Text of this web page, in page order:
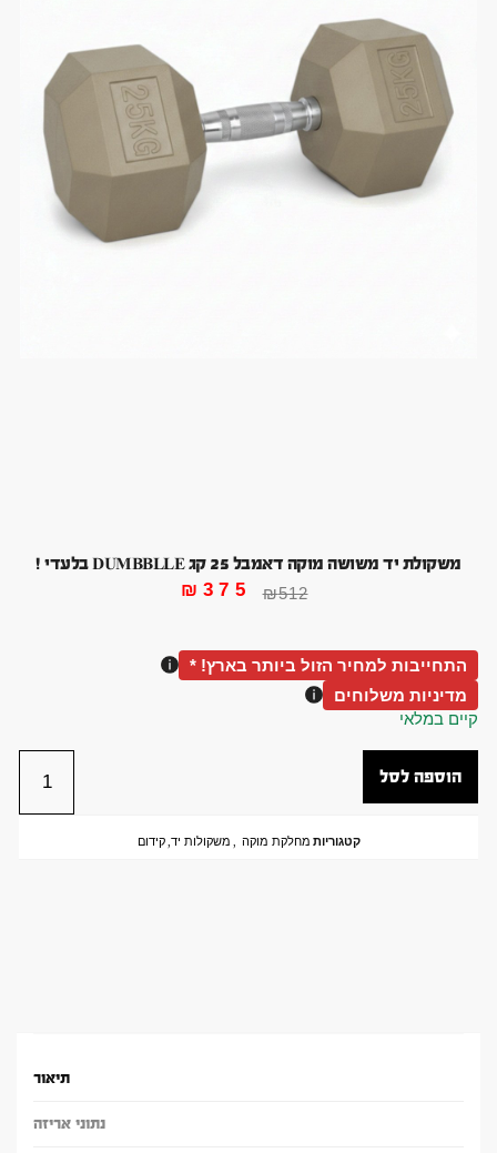
משקולת יד משושה מוקה דאמבל 25 קג DUMBBLLE בלעדי !
₪512
₪ 375
התחייבות למחיר הזול ביותר בארץ! *
מדיניות משלוחים
קיים במלאי
הוספה לסל
קטגוריות מחלקת מוקה , משקולות יד,קידום
תיאור
נתוני אריזה